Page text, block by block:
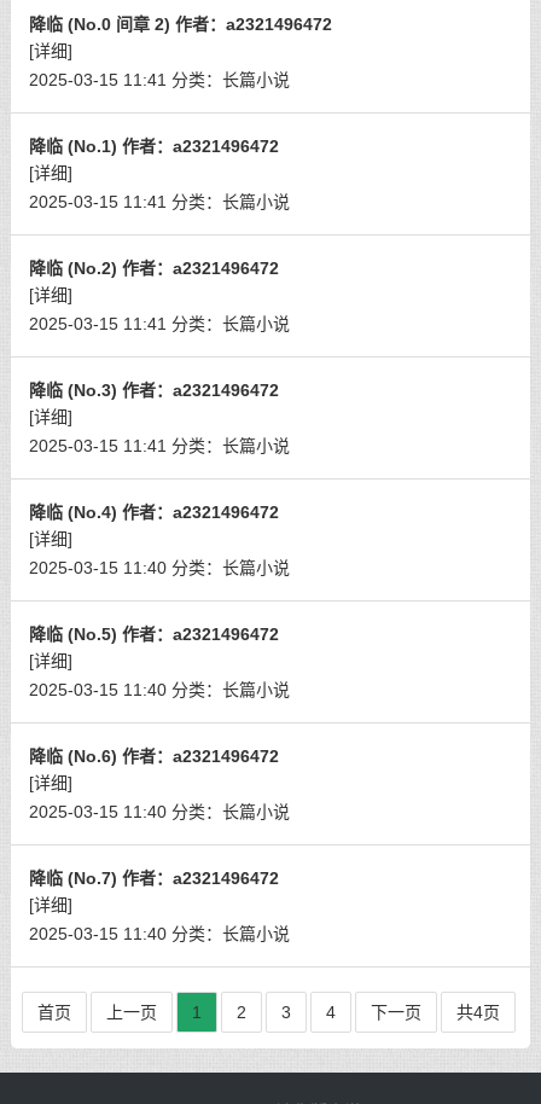
降临 (No.0 间章 2) 作者：a2321496472
[详细]
2025-03-15 11:41 分类： 长篇小说
降临 (No.1) 作者：a2321496472
[详细]
2025-03-15 11:41 分类： 长篇小说
降临 (No.2) 作者：a2321496472
[详细]
2025-03-15 11:41 分类： 长篇小说
降临 (No.3) 作者：a2321496472
[详细]
2025-03-15 11:41 分类： 长篇小说
降临 (No.4) 作者：a2321496472
[详细]
2025-03-15 11:40 分类： 长篇小说
降临 (No.5) 作者：a2321496472
[详细]
2025-03-15 11:40 分类： 长篇小说
降临 (No.6) 作者：a2321496472
[详细]
2025-03-15 11:40 分类： 长篇小说
降临 (No.7) 作者：a2321496472
[详细]
2025-03-15 11:40 分类： 长篇小说
首页 上一页 1 2 3 4 下一页 共4页